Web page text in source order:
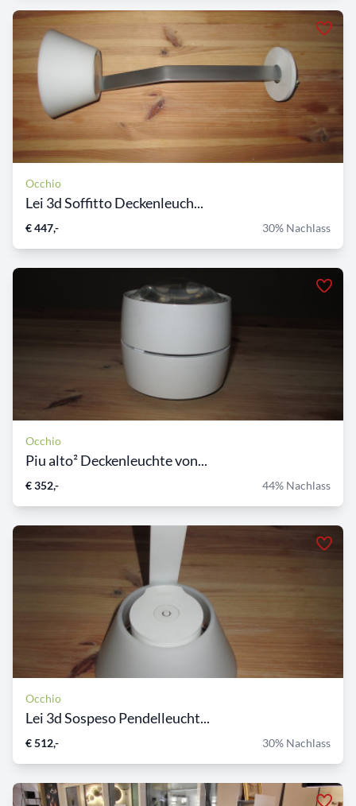
Occhio
Lei 3d Soffitto Deckenleuch...
€ 447,- 30% Nachlass
Occhio
Piu alto² Deckenleuchte von...
€ 352,- 44% Nachlass
Occhio
Lei 3d Sospeso Pendelleucht...
€ 512,- 30% Nachlass